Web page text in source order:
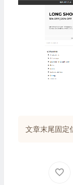
文章末尾固定